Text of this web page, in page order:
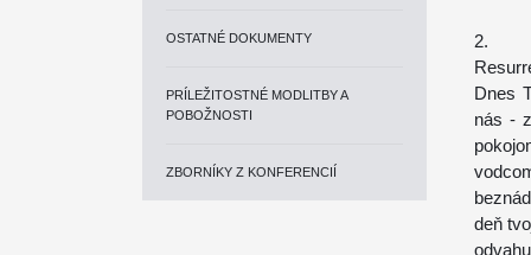
OSTATNÉ DOKUMENTY
PRÍLEŽITOSTNÉ MODLITBY A
POBOŽNOSTI
ZBORNÍKY Z KONFERENCIÍ
2.
Dnes
nás -
deň